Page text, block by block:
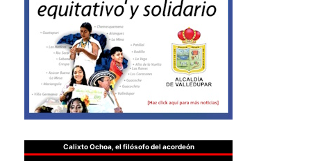
Calixto Ochoa, el filósofo del acordeón